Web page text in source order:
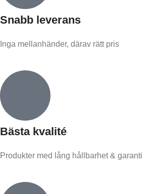
Snabb leverans​
Inga mellanhänder, därav rätt pris
Bästa kvalité
Produkter med lång hållbarhet & garanti